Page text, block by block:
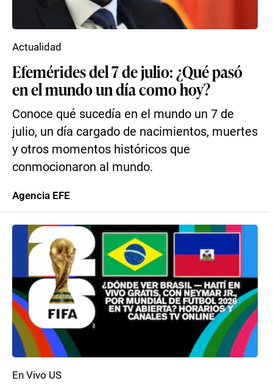
Efemérides del 7 de julio: ¿Qué pasó
en el mundo un día como hoy?
Conoce qué sucedía en el mundo un 7 de
julio, un día cargado de nacimientos, muertes
y otros momentos históricos que
conmocionaron al mundo.
Actualidad
Agencia EFE
En Vivo US